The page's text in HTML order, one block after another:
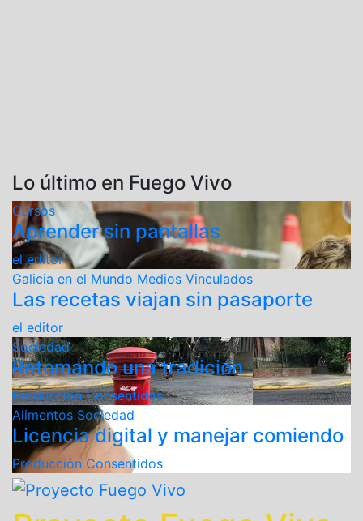
Lo último en Fuego Vivo
Cursos
Aprender sin pantallas
el editor
Galicia en el Mundo Medios Vinculados
Las recetas viajan sin pasaporte
el editor
Sociedad
Retomando una tradición
Producción Consentidos
Alimentos Sociedad
Licencia digital y manejar comiendo
Producción Consentidos